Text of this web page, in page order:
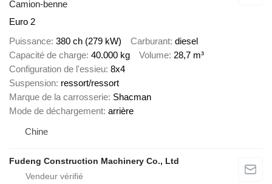
Camion-benne
Euro 2
Puissance 380 ch (279 kW) Carburant diesel
Capacité de charge 40.000 kg Volume 28,7 m³
Configuration de l'essieu 8x4
Suspension ressort/ressort
Marque de la carrosserie Shacman
Mode de déchargement arrière
Chine
Fudeng Construction Machinery Co., Ltd